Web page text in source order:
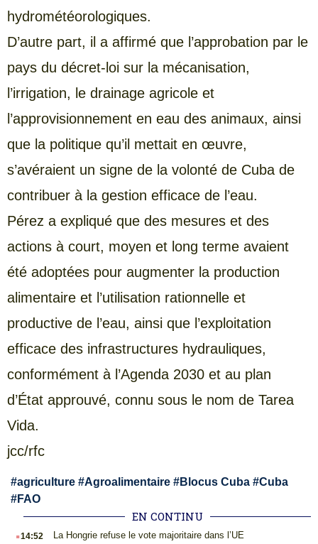
hydrométéorologiques.
D’autre part, il a affirmé que l’approbation par le
pays du décret-loi sur la mécanisation,
l’irrigation, le drainage agricole et
l’approvisionnement en eau des animaux, ainsi
que la politique qu’il mettait en œuvre,
s’avéraient un signe de la volonté de Cuba de
contribuer à la gestion efficace de l’eau.
Pérez a expliqué que des mesures et des
actions à court, moyen et long terme avaient
été adoptées pour augmenter la production
alimentaire et l’utilisation rationnelle et
productive de l’eau, ainsi que l’exploitation
efficace des infrastructures hydrauliques,
conformément à l’Agenda 2030 et au plan
d’État approuvé, connu sous le nom de Tarea
Vida.
jcc/rfc
#agriculture #Agroalimentaire #Blocus Cuba #Cuba
#FAO
EN CONTINU
.14:52 La Hongrie refuse le vote majoritaire dans l’UE